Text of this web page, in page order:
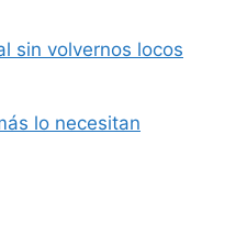
sin volvernos locos
lo necesitan